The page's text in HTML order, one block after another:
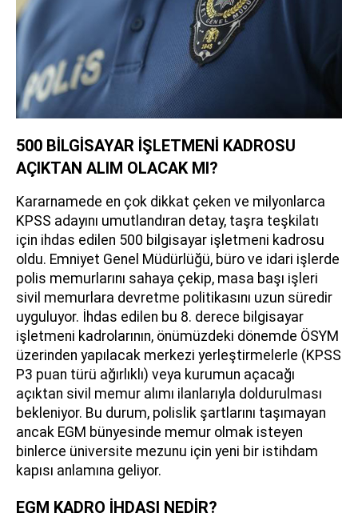
500 BİLGİSAYAR İŞLETMENİ KADROSU
AÇIKTAN ALIM OLACAK MI?
Kararnamede en çok dikkat çeken ve milyonlarca
KPSS adayını umutlandıran detay, taşra teşkilatı
için ihdas edilen 500 bilgisayar işletmeni kadrosu
oldu. Emniyet Genel Müdürlüğü, büro ve idari işlerde
polis memurlarını sahaya çekip, masa başı işleri
sivil memurlara devretme politikasını uzun süredir
uyguluyor. İhdas edilen bu 8. derece bilgisayar
işletmeni kadrolarının, önümüzdeki dönemde ÖSYM
üzerinden yapılacak merkezi yerleştirmelerle (KPSS
P3 puan türü ağırlıklı) veya kurumun açacağı
açıktan sivil memur alımı ilanlarıyla doldurulması
bekleniyor. Bu durum, polislik şartlarını taşımayan
ancak EGM bünyesinde memur olmak isteyen
binlerce üniversite mezunu için yeni bir istihdam
kapısı anlamına geliyor.
EGM KADRO İHDASI NEDİR?